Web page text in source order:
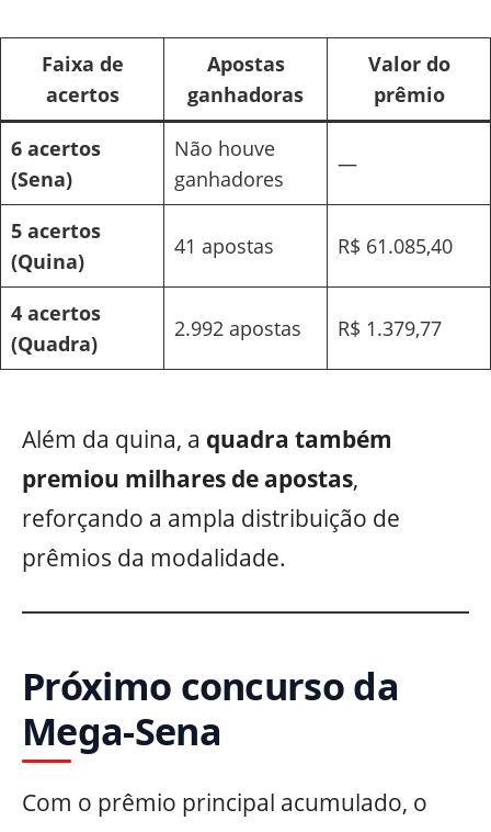
Faixa de
acertos
Apostas
ganhadoras
Valor do
prêmio
6 acertos
(Sena)
Não houve
ganhadores
—
5 acertos
(Quina)
41 apostas R$ 61.085,40
4 acertos
(Quadra)
2.992 apostas R$ 1.379,77
Além da quina, a quadra também
premiou milhares de apostas,
reforçando a ampla distribuição de
prêmios da modalidade.
Próximo concurso da
Mega-Sena
Com o prêmio principal acumulado, o